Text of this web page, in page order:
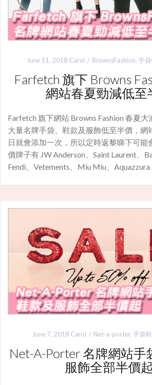
June 11, 2018 Carol BrownsFashion, 手
Farfetch 旗下 Browns
網站春夏勁減低至
Farfetch 旗下網站 Browns Fashion 春夏
大量名牌手袋、鞋款及服飾低至半價，網
日就會添加一次，所以定時返黎睇下可能
價牌子有 JW Anderson、Saint Laurent、
Fendi、Vetements、Miu Miu、Aquazzura
June 7, 2018 Carol Net-a-porter, 手袋
Net-A-Porter 名牌網站手
服飾全部半價起